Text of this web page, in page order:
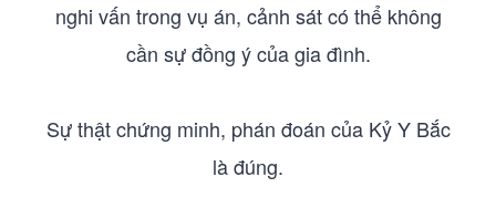
nghi vấn trong vụ án, cảnh sát có thể không
cần sự đồng ý của gia đình.
Sự thật chứng minh, phán đoán của Kỷ Y Bắc
là đúng.